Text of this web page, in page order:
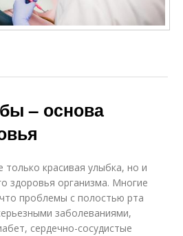
– основа
красивая улыбка, но и
здоровья организма. Многие
проблемы с полостью рта
заболеваниями,
сердечно-сосудистые